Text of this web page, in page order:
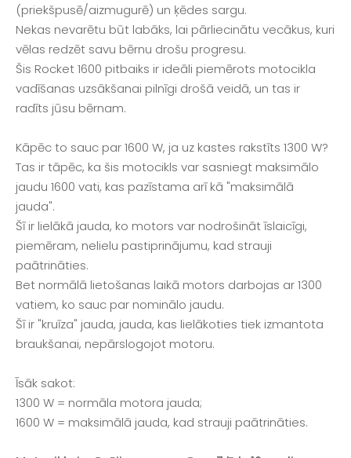
(priekšpusē/aizmugurē) un ķēdes sargu.
Nekas nevarētu būt labāks, lai pārliecinātu vecākus, kuri
vēlas redzēt savu bērnu drošu progresu.
Šis Rocket 1600 pitbaiks ir ideāli piemērots motocikla
vadīšanas uzsākšanai pilnīgi drošā veidā, un tas ir
radīts jūsu bērnam.
Kāpēc to sauc par 1600 W, ja uz kastes rakstīts 1300 W?
Tas ir tāpēc, ka šis motocikls var sasniegt maksimālo
jaudu 1600 vati, kas pazīstama arī kā "maksimālā
jauda".
Šī ir lielākā jauda, ko motors var nodrošināt īslaicīgi,
piemēram, nelielu pastiprinājumu, kad strauji
paātrināties.
Bet normālā lietošanas laikā motors darbojas ar 1300
vatiem, ko sauc par nominālo jaudu.
Šī ir "kruīza" jauda, jauda, kas lielākoties tiek izmantota
braukšanai, nepārslogojot motoru.
Īsāk sakot:
1300 W = normāla motora jauda;
1600 W = maksimālā jauda, kad strauji paātrināties.